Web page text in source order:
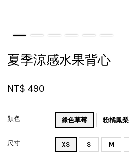
夏季涼感水果背心
NT$ 490
顏色 綠色草莓 粉橘鳳梨
尺寸 XS S M